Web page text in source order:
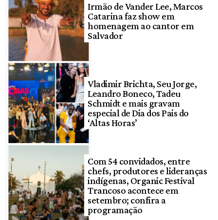
Irmão de Vander Lee, Marcos
Catarina faz show em
homenagem ao cantor em
Salvador
Vladimir Brichta, Seu Jorge,
Leandro Boneco, Tadeu
Schmidt e mais gravam
especial de Dia dos Pais do
‘Altas Horas’
Com 54 convidados, entre
chefs, produtores e lideranças
indígenas, Organic Festival
Trancoso acontece em
setembro; confira a
programação